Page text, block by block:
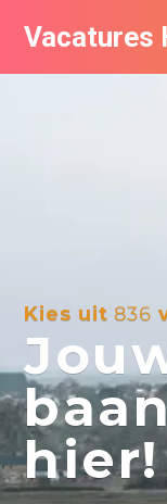
Vacatures
Kies uit 836
hier!
Vacatures per